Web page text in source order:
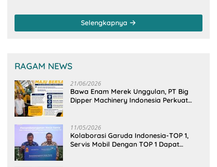
Kementerian PU-RI
Selengkapnya
RAGAM NEWS
21/06/2026
Bawa Enam Merek Unggulan, PT Big
Dipper Machinery Indonesia Perkuat
11/05/2026
Kolaborasi Garuda Indonesia-TOP 1,
Servis Mobil Dengan TOP 1 Dapat